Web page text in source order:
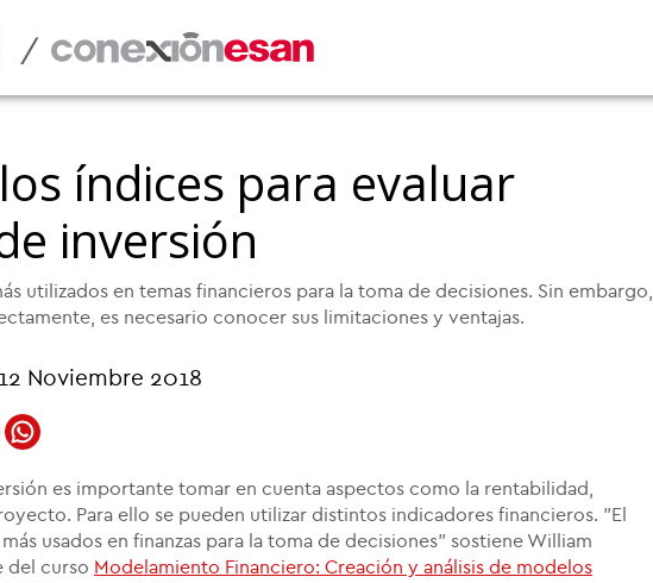
/
índices para evaluar
inversión
utilizados en temas financieros para la toma de decisiones. Sin embargo,
es necesario conocer sus limitaciones y ventajas.
Noviembre 2018
es importante tomar en cuenta aspectos como la rentabilidad,
Para ello se pueden utilizar distintos indicadores financieros. "El
usados en finanzas para la toma de decisiones" sostiene William
del curso Modelamiento Financiero: Creación y análisis de modelos